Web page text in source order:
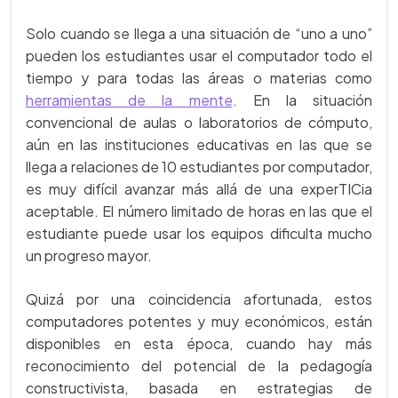
Solo cuando se llega a una situación de “uno a uno”
pueden los estudiantes usar el computador todo el
tiempo y para todas las áreas o materias como
herramientas de la mente. En la situación
convencional de aulas o laboratorios de cómputo,
aún en las instituciones educativas en las que se
llega a relaciones de 10 estudiantes por computador,
es muy difícil avanzar más allá de una experTICia
aceptable. El número limitado de horas en las que el
estudiante puede usar los equipos dificulta mucho
un progreso mayor.
Quizá por una coincidencia afortunada, estos
computadores potentes y muy económicos, están
disponibles en esta época, cuando hay más
reconocimiento del potencial de la pedagogía
constructivista, basada en estrategias de